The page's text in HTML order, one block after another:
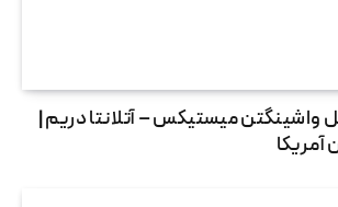
میستیکس – آتلانتا دریم |
آمریکا